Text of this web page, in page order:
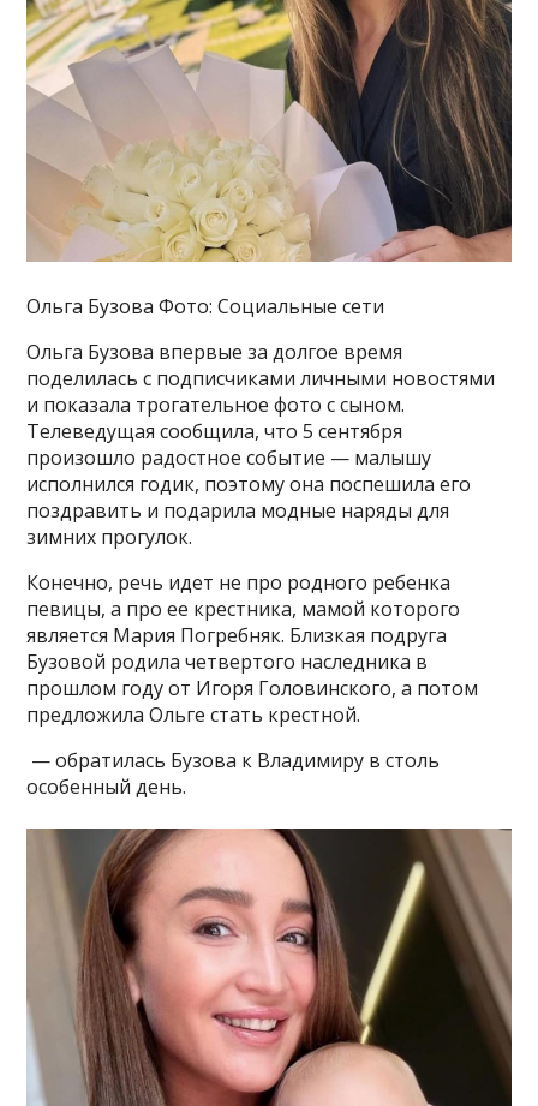
Ольга Бузова Фото: Социальные сети
Ольга Бузова впервые за долгое время
поделилась с подписчиками личными новостями
и показала трогательное фото с сыном.
Телеведущая сообщила, что 5 сентября
произошло радостное событие — малышу
исполнился годик, поэтому она поспешила его
поздравить и подарила модные наряды для
зимних прогулок.
Конечно, речь идет не про родного ребенка
певицы, а про ее крестника, мамой которого
является Мария Погребняк. Близкая подруга
Бузовой родила четвертого наследника в
прошлом году от Игоря Головинского, а потом
предложила Ольге стать крестной.
— обратилась Бузова к Владимиру в столь
особенный день.